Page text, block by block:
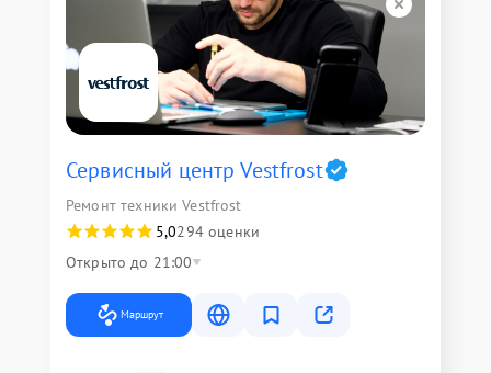
Сервисный центр Vestfrost
Ремонт техники Vestfrost
5,0294 оценки
Открыто до 21:00
Маршрут